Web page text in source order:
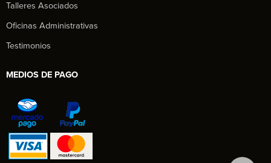
Talleres Asociados
Oficinas Administrativas
Testimonios
MEDIOS DE PAGO